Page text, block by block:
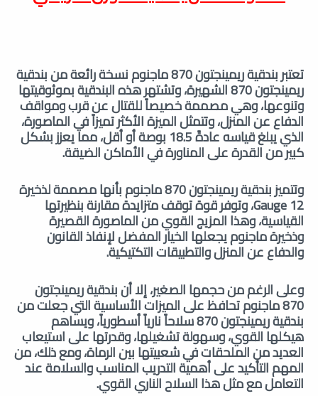
تعتبر بندقية ريمينجتون 870 ماجنوم نسخة رائعة من بندقية
ريمينجتون 870 الشهيرة، وتشتهر هذه البندقية بموثوقيتها
وتنوعها، وهي مصممة خصيصاً للقتال عن قرب ومواقف
الدفاع عن المنزل، وتتمثل الميزة الأكثر تميزاً في الماصورة،
الذي يبلغ قياسه عادةً 18.5 بوصة أو أقل، مما يعزز بشكل
كبير من القدرة على المناورة في الأماكن الضيقة.
وتتميز بندقية ريمينجتون 870 ماجنوم بأنها مصممة لذخيرة
12 Gauge، وتوفر قوة توقف متزايدة مقارنة بنظيرتها
القياسية، وهذا المزيج القوي من الماصورة القصيرة
وذخيرة ماجنوم يجعلها الخيار المفضل لإنفاذ القانون
والدفاع عن المنزل والتطبيقات التكتيكية.
وعلى الرغم من حجمها الصغير، إلا أن بندقية ريمينجتون
870 ماجنوم تحافظ على الميزات الأساسية التي جعلت من
بندقية ريمينجتون 870 سلاحاً نارياً أسطورياً، ويساهم
هيكلها القوي، وسهولة تشغيلها، وقدرتها على استيعاب
العديد من الملحقات في شعبيتها بين الرماة، ومع ذلك، من
المهم التأكيد على أهمية التدريب المناسب والسلامة عند
التعامل مع مثل هذا السلاح الناري القوي.